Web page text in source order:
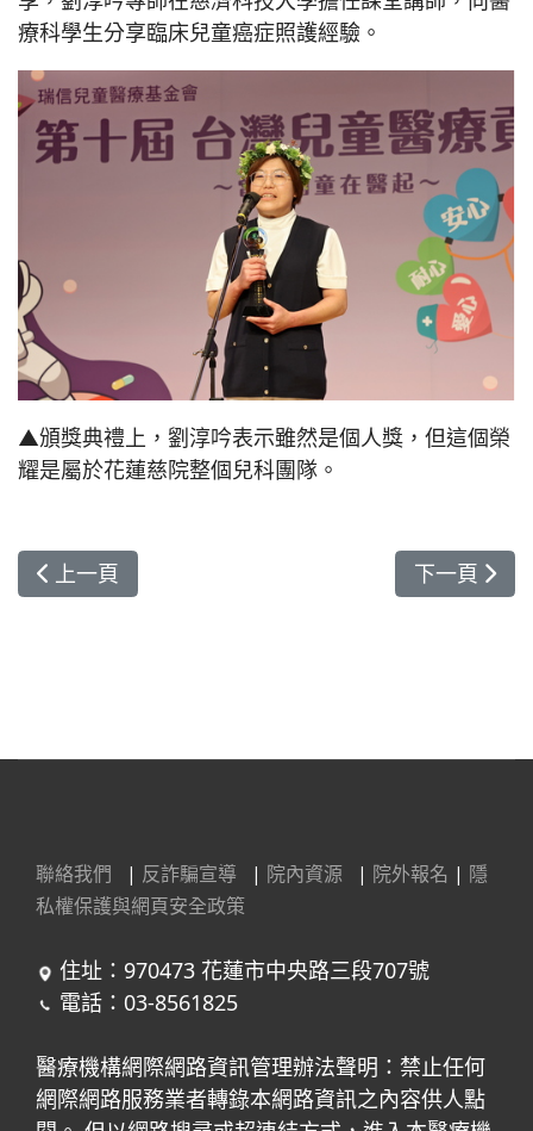
療科學生分享臨床兒童癌症照護經驗。
▲頒獎典禮上，劉淳吟表示雖然是個人獎，但這個榮
耀是屬於花蓮慈院整個兒科團隊。
上一篇文章: 自然產「尿失禁」發生率變兩倍 及早
上一頁 下一篇文章
下一頁
聯絡我們 | 反詐騙宣導 | 院內資源 | 院外報名 | 隱
私權保護與網頁安全政策
住址：970473 花蓮市中央路三段707號
電話：03-8561825
醫療機構網際網路資訊管理辦法聲明：禁止任何
網際網路服務業者轉錄本網路資訊之內容供人點